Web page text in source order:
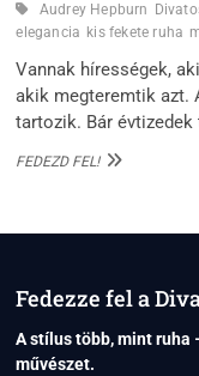
Audrey Hepburn
elegancia kis fekete ruha
Vannak hírességek,
akik megteremtik azt.
tartozik. Bár
FEDEZD FEL!AUDREY
„LITTLE
BLACK
DRESS”
Fedezze fel a
A stílus több, mint ruha
művészet.